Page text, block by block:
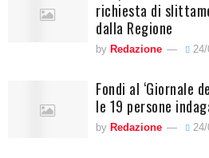
richiesta di
dalla Regione
by Redazione
Fondi al ‘Giornale
le 19 persone
by Redazione